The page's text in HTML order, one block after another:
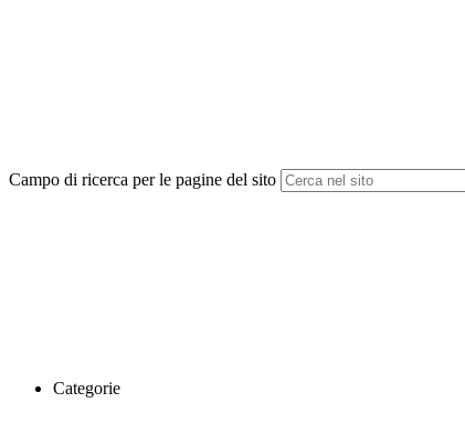
Campo di ricerca per le pagine del sito
Categorie